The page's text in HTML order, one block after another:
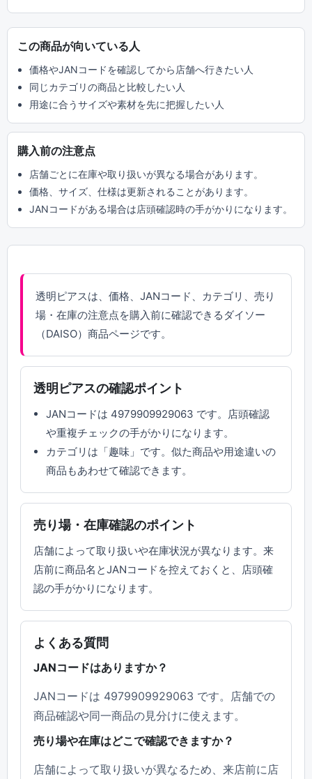
この商品が向いている人
価格やJANコードを確認してから店舗へ行きたい人
同じカテゴリの商品と比較したい人
用途に合うサイズや素材を先に把握したい人
購入前の注意点
店舗ごとに在庫や取り扱いが異なる場合があります。
価格、サイズ、仕様は更新されることがあります。
JANコードがある場合は店頭確認時の手がかりになります。
透明ピアスは、価格、JANコード、カテゴリ、売り
場・在庫の注意点を購入前に確認できるダイソー
（DAISO）商品ページです。
透明ピアスの確認ポイント
JANコードは 4979909929063 です。店頭確認
や重複チェックの手がかりになります。
カテゴリは「趣味」です。似た商品や用途違いの
商品もあわせて確認できます。
売り場・在庫確認のポイント
店舗によって取り扱いや在庫状況が異なります。来
店前に商品名とJANコードを控えておくと、店頭確
認の手がかりになります。
よくある質問
JANコードはありますか？
JANコードは 4979909929063 です。店舗での
商品確認や同一商品の見分けに使えます。
売り場や在庫はどこで確認できますか？
店舗によって取り扱いが異なるため、来店前に店